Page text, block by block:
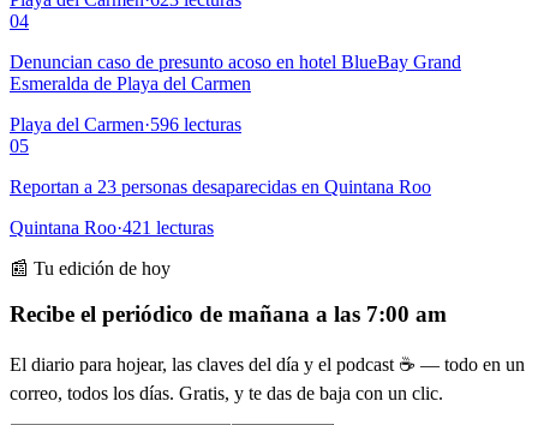
04
Denuncian caso de presunto acoso en hotel BlueBay Grand
Esmeralda de Playa del Carmen
Playa del Carmen·596 lecturas
05
Reportan a 23 personas desaparecidas en Quintana Roo
Quintana Roo·421 lecturas
📰 Tu edición de hoy
Recibe el periódico de mañana a las 7:00 am
El diario para hojear, las claves del día y el podcast ☕ — todo en un
correo, todos los días. Gratis, y te das de baja con un clic.